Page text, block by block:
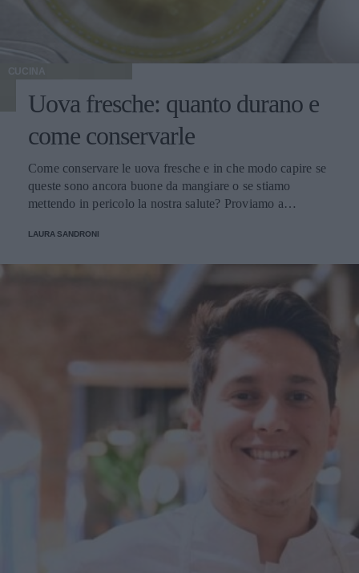
CUCINA
Uova fresche: quanto durano e
come conservarle
Come conservare le uova fresche e in che modo capire se
queste sono ancora buone da mangiare o se stiamo
mettendo in pericolo la nostra salute? Proviamo a
LAURA SANDRONI